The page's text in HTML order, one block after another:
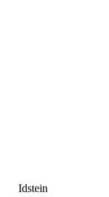
Idstein